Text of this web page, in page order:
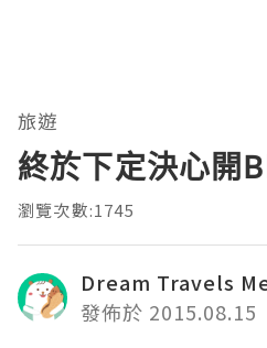
旅遊
終於下定決心開
瀏覽次數:1745
Dream Travels
發佈於 2015.08.15